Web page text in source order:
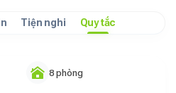
Tiện nghi Quy tắc
8 phòng